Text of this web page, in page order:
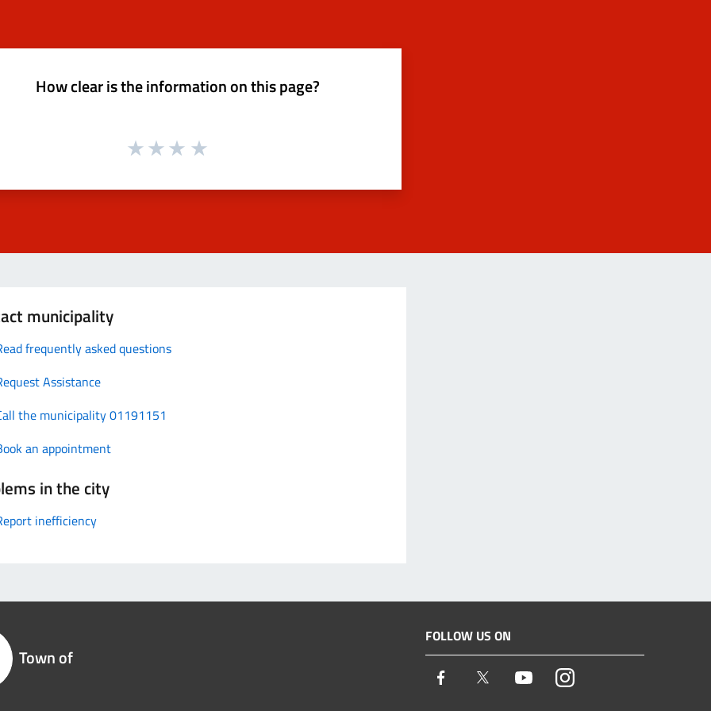
How clear is the information on this page?
municipality
frequently asked questions
Assistance
the municipality 01191151
an appointment
in the city
inefficiency
Town of
FOLLOW US ON
Facebook Twitter YoutubeInstagram